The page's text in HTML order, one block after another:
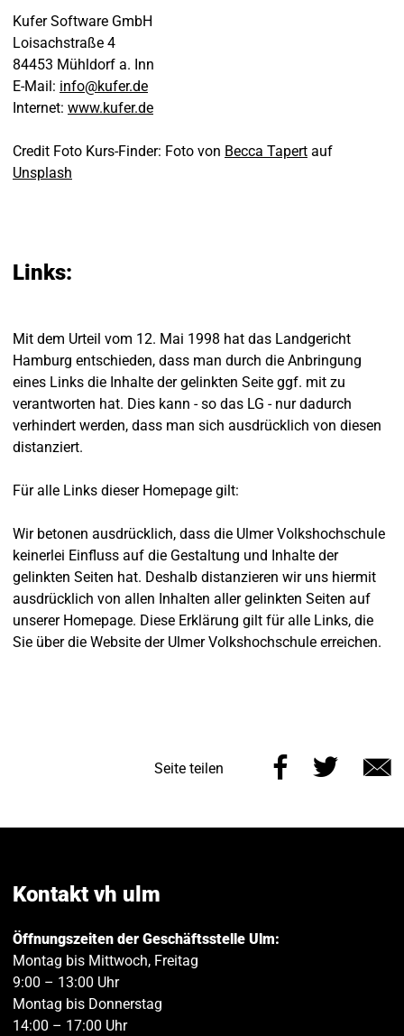
Kufer Software GmbH
Loisachstraße 4
84453 Mühldorf a. Inn
E-Mail: info@kufer.de
Internet: www.kufer.de
Credit Foto Kurs-Finder: Foto von Becca Tapert auf
Unsplash
Links:
Mit dem Urteil vom 12. Mai 1998 hat das Landgericht
Hamburg entschieden, dass man durch die Anbringung
eines Links die Inhalte der gelinkten Seite ggf. mit zu
verantworten hat. Dies kann - so das LG - nur dadurch
verhindert werden, dass man sich ausdrücklich von diesen
distanziert.
Für alle Links dieser Homepage gilt:
Wir betonen ausdrücklich, dass die Ulmer Volkshochschule
keinerlei Einfluss auf die Gestaltung und Inhalte der
gelinkten Seiten hat. Deshalb distanzieren wir uns hiermit
ausdrücklich von allen Inhalten aller gelinkten Seiten auf
unserer Homepage. Diese Erklärung gilt für alle Links, die
Sie über die Website der Ulmer Volkshochschule erreichen.
Seite teilen
Diese
auf
Diese
auf
Kontakt vh ulm
Öffnungszeiten der Geschäftsstelle Ulm:
Montag bis Mittwoch, Freitag
9:00 – 13:00 Uhr
Montag bis Donnerstag
14:00 – 17:00 Uhr